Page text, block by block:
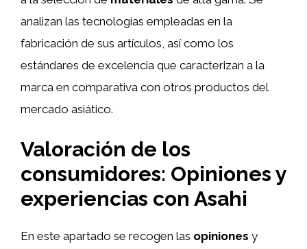
analizan las tecnologías empleadas en la
fabricación de sus artículos, así como los
estándares de excelencia que caracterizan a la
marca en comparativa con otros productos del
mercado asiático.
Valoración de los
consumidores: Opiniones y
experiencias con Asahi
En este apartado se recogen las opiniones y